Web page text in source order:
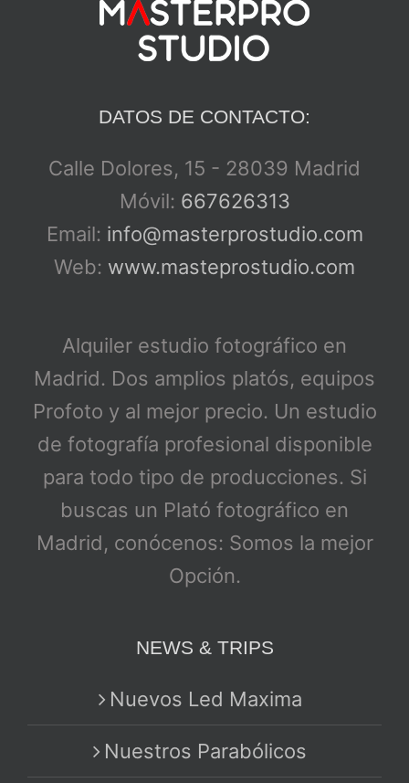
DATOS DE CONTACTO:
Calle Dolores, 15 - 28039 Madrid
Móvil: 667626313
Email: info@masterprostudio.com
Web: www.masteprostudio.com
Alquiler estudio fotográfico en
Madrid. Dos amplios platós, equipos
Profoto y al mejor precio. Un estudio
de fotografía profesional disponible
para todo tipo de producciones. Si
buscas un Plató fotográfico en
Madrid, conócenos: Somos la mejor
Opción.
NEWS & TRIPS
Nuevos Led Maxima
Nuestros Parabólicos